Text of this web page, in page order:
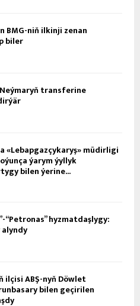
BMG-niň ilkinji zenan
biler
transferine
«Lebapgazçykaryş» müdirligi
ýarym ýyllyk
bilen ýerine...
“Petronas” hyzmatdaşlygy:
ilçisi ABŞ-nyň Döwlet
bilen geçirilen